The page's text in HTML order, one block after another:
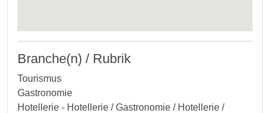
Branche(n) / Rubrik
Tourismus
Gastronomie
Hotellerie - Hotellerie / Gastronomie / Hotellerie /